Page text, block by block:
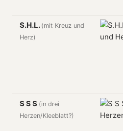
S.H.L. (mit Kreuz und
Herz)
S S S (in drei
Herzen/Kleeblatt?)